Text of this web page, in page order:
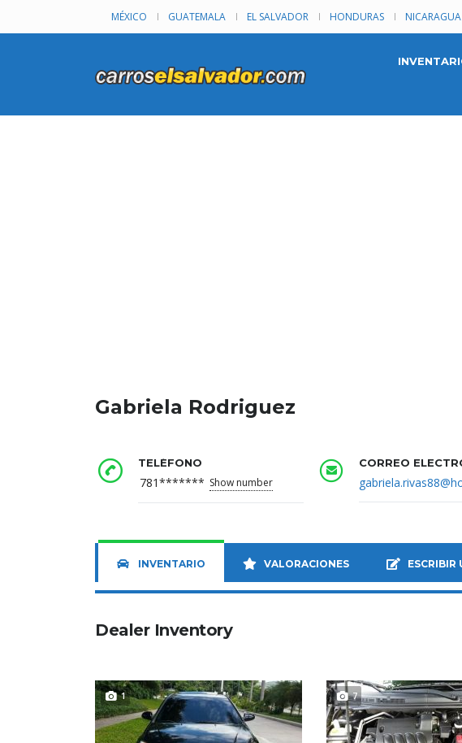
MÉXICO GUATEMALA EL SALVADOR HONDURAS NICARAGUA
Gabriela Rodriguez
TELÉFONO
781******* Show number
CORREO
INVENTARIO VALORACIONES ESCRIBIR
Dealer Inventory
1 7